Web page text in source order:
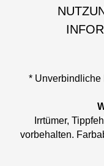
* Unverbindliche
Irrtümer,
vorbehalten.